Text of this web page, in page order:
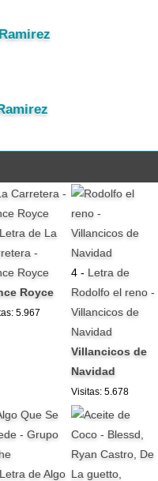
Letra de La
-
Royce
Royce
5.967
4 - Letra de
Rodolfo el reno -
Villancicos de
Navidad
Villancicos de
Navidad
Visitas: 5.678
Letra de Algo